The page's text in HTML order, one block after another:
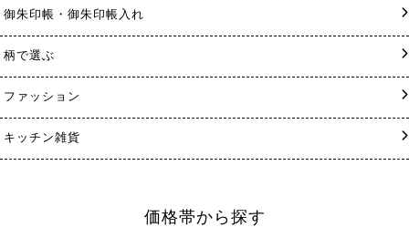
御朱印帳・御朱印帳入れ
柄で選ぶ
ファッション
キッチン雑貨
価格帯から探す